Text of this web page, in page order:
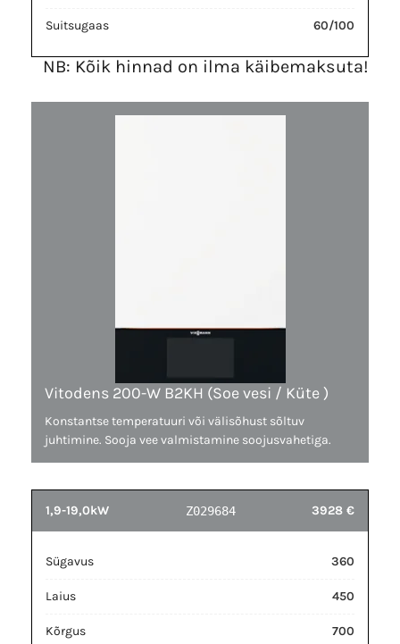
Suitsugaas 60/100
NB: Kõik hinnad on ilma käibemaksuta!
Vitodens 200-W B2KH (Soe vesi / Küte )
Konstantse temperatuuri või välisõhust sõltuv
juhtimine. Sooja vee valmistamine soojusvahetiga.
1,9-19,0kW Z029684 3928 €
Sügavus 360
Laius 450
Kõrgus 700